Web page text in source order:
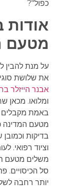
כפול"?
אודות
מטעם
על מנת להבין
את שלושת סוגי
אבנר הייזלר ברשת 13
ומלואו. מכאן
באמת מקבלים
מטעם המדינה
בדיקות וכמובן
וציוד רפואי.
משלים מטעם
סל הכיסויים. פה
יותר רחבה לשלל